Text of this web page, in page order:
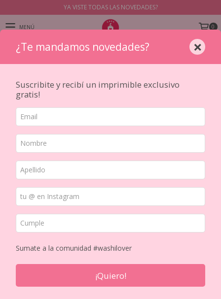
YA VISTE TODAS LAS NOVEDADES?
MENÚ 0
PRODUCTOS
Ordenar por
%OFF
DOUBLE SIDED PAPER...
10%OFF
STAMPERIA DOUBLE SIDED PAPER
8"X8" 10PKG
¿Te mandamos novedades? ×
Suscribite y recibí un imprimible exclusivo
gratis!
Sumate a la comunidad #washilover
¡Quiero!